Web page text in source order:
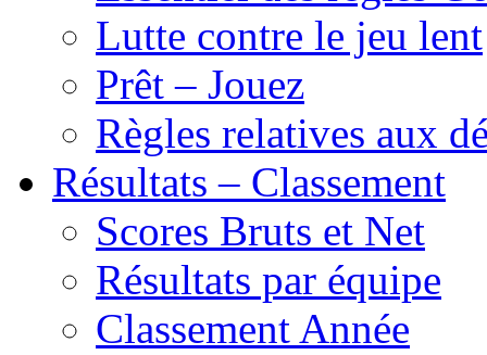
Lutte contre le jeu lent
Prêt – Jouez
Règles relatives aux
Résultats – Classement
Scores Bruts et Net
Résultats par équipe
Classement Année